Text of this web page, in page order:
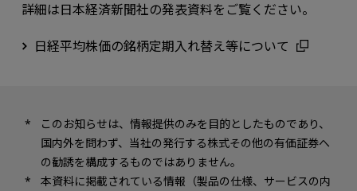
詳細は日本経済新聞社の発表資料をご覧ください。
日経平均株価の銘柄定期入れ替え等について
このお知らせは、情報提供のみを目的としたものであり、
国内外を問わず、当社の発行する株式その他の有価証券へ
の勧誘を構成するものではありません。
本資料に掲載されている情報（製品の仕様、サービスの内